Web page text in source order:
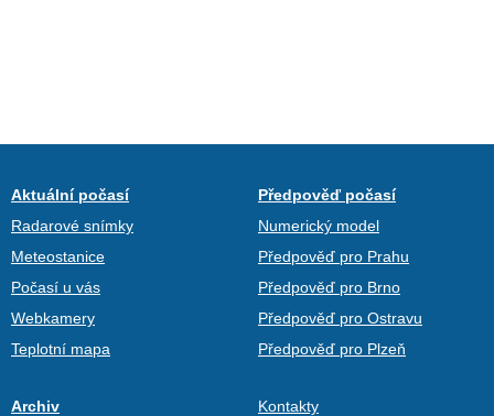
Aktuální počasí
Radarové snímky
Meteostanice
Počasí u vás
Webkamery
Teplotní mapa
Předpověď počasí
Numerický model
Předpověď pro Prahu
Předpověď pro Brno
Předpověď pro Ostravu
Předpověď pro Plzeň
Archiv Kontakty